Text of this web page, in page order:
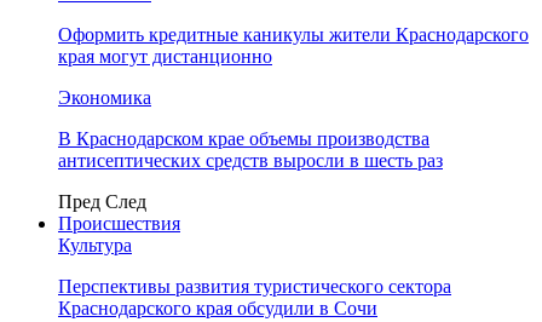
Оформить кредитные каникулы жители Краснодарского
края могут дистанционно
Экономика
В Краснодарском крае объемы производства
антисептических средств выросли в шесть раз
Пред След
Происшествия
Культура
Перспективы развития туристического сектора
Краснодарского края обсудили в Сочи